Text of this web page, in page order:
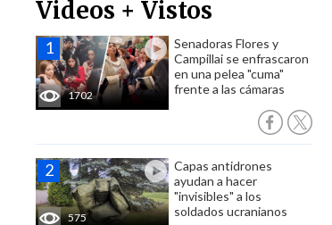
Videos + Vistos
1702
Senadoras Flores y
Campillai se enfrascaron
en una pelea "cuma"
frente a las cámaras
575
Capas antidrones
ayudan a hacer
"invisibles" a los
soldados ucranianos